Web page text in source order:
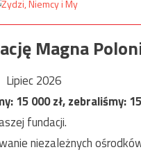
Magna
Lipiec 2026
15 000zł, zebraliśmy:
fundacji.
niezależnych